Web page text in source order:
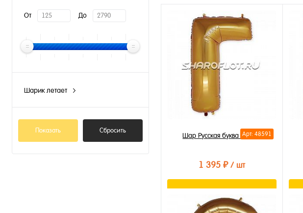
От До
Шарик летает
Показать Сбросить
Арт: 48591
Шар Русская буква Г 85см
1 395 ₽ / шт